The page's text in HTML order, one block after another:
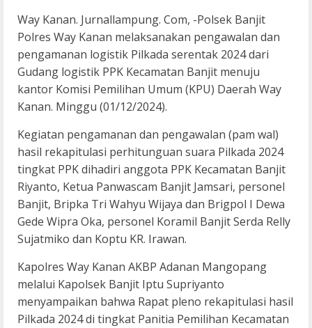
Way Kanan. Jurnallampung. Com, -Polsek Banjit
Polres Way Kanan melaksanakan pengawalan dan
pengamanan logistik Pilkada serentak 2024 dari
Gudang logistik PPK Kecamatan Banjit menuju
kantor Komisi Pemilihan Umum (KPU) Daerah Way
Kanan. Minggu (01/12/2024).
Kegiatan pengamanan dan pengawalan (pam wal)
hasil rekapitulasi perhitunguan suara Pilkada 2024
tingkat PPK dihadiri anggota PPK Kecamatan Banjit
Riyanto, Ketua Panwascam Banjit Jamsari, personel
Banjit, Bripka Tri Wahyu Wijaya dan Brigpol I Dewa
Gede Wipra Oka, personel Koramil Banjit Serda Relly
Sujatmiko dan Koptu KR. Irawan.
Kapolres Way Kanan AKBP Adanan Mangopang
melalui Kapolsek Banjit Iptu Supriyanto
menyampaikan bahwa Rapat pleno rekapitulasi hasil
Pilkada 2024 di tingkat Panitia Pemilihan Kecamatan